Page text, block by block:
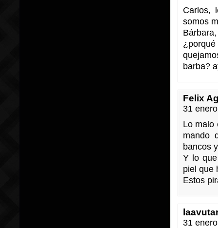
Carlos,
somos
barba?
Felix
31
Lo malo
mando
bancos
Y lo
piel que
Estos
31